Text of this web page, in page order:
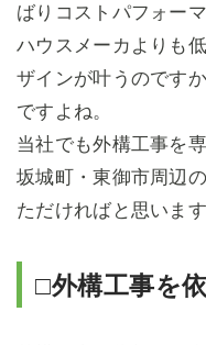
ばりコストパフォー
ハウスメーカよりも
ザインが叶うのです
ですよね。
当社でも外構工事を
坂城町・東御市周辺
ただければと思います
□外構工事を